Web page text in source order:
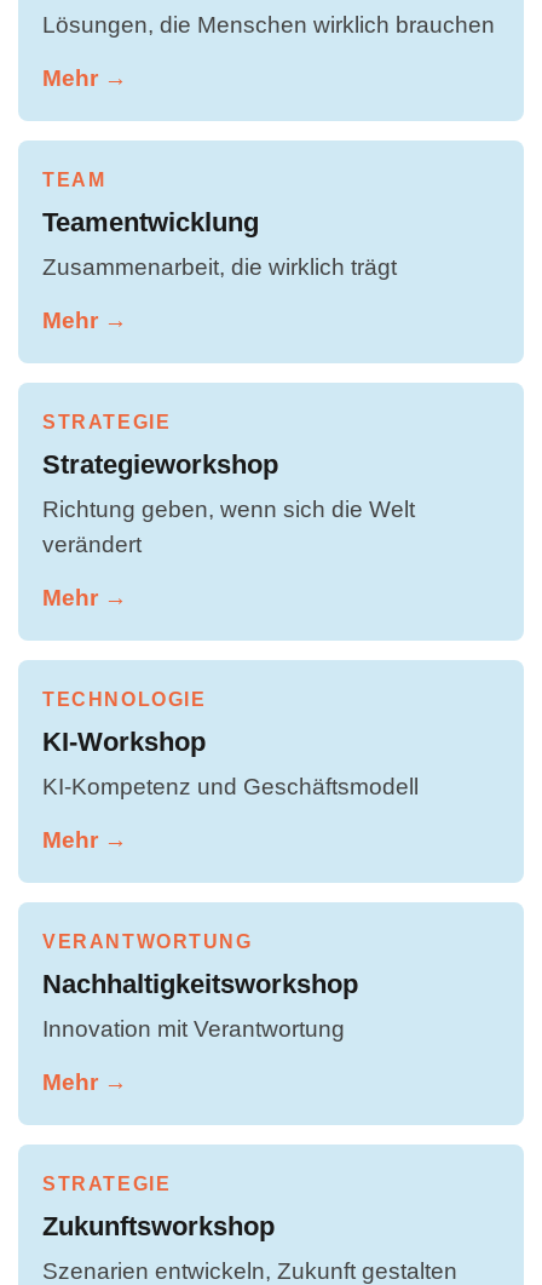
Lösungen, die Menschen wirklich brauchen
Mehr →
TEAM
Teamentwicklung
Zusammenarbeit, die wirklich trägt
Mehr →
STRATEGIE
Strategieworkshop
Richtung geben, wenn sich die Welt
verändert
Mehr →
TECHNOLOGIE
KI-Workshop
KI-Kompetenz und Geschäftsmodell
Mehr →
VERANTWORTUNG
Nachhaltigkeitsworkshop
Innovation mit Verantwortung
Mehr →
STRATEGIE
Zukunftsworkshop
Szenarien entwickeln, Zukunft gestalten